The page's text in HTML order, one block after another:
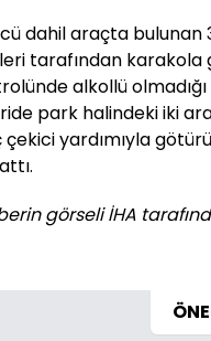
dahil araçta bulunan
tarafından karakola
alkollü
park halindeki iki
yardımıyla
görseli İHA